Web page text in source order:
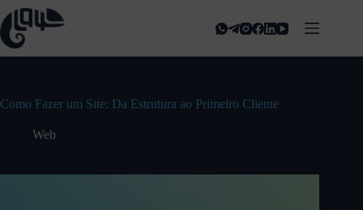
Como Fazer um Site: Da Estrutura ao Primeiro Cliente
Web